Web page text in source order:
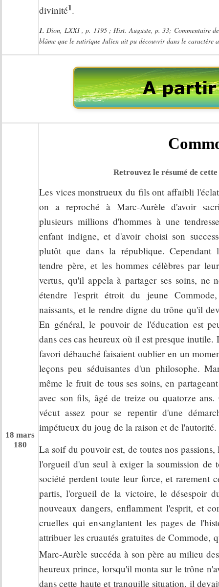
divinité1.
1. Dion, LXXI , p. 1195 ; Hist. Auguste, p. 33; Commentaire
blâme que le satirique Julien ait pu découvrir dans le caractère
18 mars
180
Retrouvez le résumé de
Les vices monstrueux du fils ont affaibli
on a reproché à Marc-Aurèle d'avoir
plusieurs millions d'hommes à une
enfant indigne, et d'avoir choisi son
plutôt que dans la république.
tendre père, et les hommes célèbres par
vertus, qu'il appela à partager ses soins, ne
étendre l'esprit étroit du jeune
naissants, et le rendre digne du trône qu'il
En général, le pouvoir de l'éducation est
dans ces cas heureux où il est presque inutile.
favori débauché faisaient oublier en un
leçons peu séduisantes d'un philosophe.
même le fruit de tous ses soins, en
avec son fils, âgé de treize ou quatorze
vécut assez pour se repentir d'une
impétueux du joug de la raison et de l'autorité.
La soif du pouvoir est, de toutes nos
l'orgueil d'un seul à exiger la soumission de
société perdent toute leur force, et rarement
partis, l'orgueil de la victoire, le désespoir
nouveaux dangers, enflamment l'esprit, et
cruelles qui ensanglantent les pages de
attribuer les cruautés gratuites de
Marc-Aurèle succéda à son père au milieu
heureux prince, lorsqu'il monta sur le trône
dans cette haute et tranquille situation, il